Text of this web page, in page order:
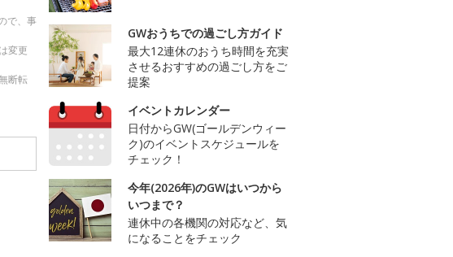
で、事
変更
断転
GWおうちでの過ごし方ガイド
最大12連休のおうち時間を充実
させるおすすめの過ごし方をご
提案
イベントカレンダー
日付からGW(ゴールデンウィー
ク)のイベントスケジュールを
チェック！
今年(2026年)のGWはいつから
いつまで？
連休中の各機関の対応など、気
になることをチェック